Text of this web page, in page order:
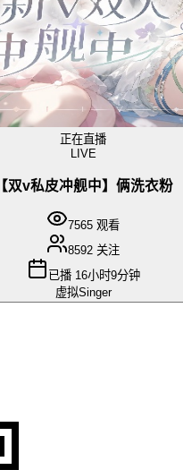
正在直播
LIVE
【双v私皮冲舰中】俩洗衣粉
7565 观看
8592 关注
已播 16小时9分钟
虚拟Singer